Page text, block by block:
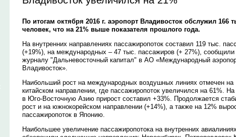
По итогам октября 2016 г. аэропорт Владивосток обслужил 166
человек, что на 21% выше показателя прошлого года.
На внутренних направлениях пассажиропоток составил 119 тыс.
(+19%), на международных – 47 тыс. пассажиров (+ 27%), сообщили
журналу "Дальневосточный капитал" в АО «Международный
Владивосток».
Наибольший рост на международных воздушных линиях отмечен на
китайском направлении, где пассажиропоток увеличился на 61%. На
в Юго-Восточную Азию прирост составил +33%. Продолжается
рост и на южнокорейском направлении (+14%), а также на 12%
пассажиропоток в Японию.
Наибольшее увеличение пассажиропотока на внутренних авиалиниях